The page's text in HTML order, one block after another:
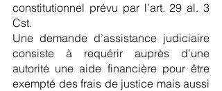
constitutionnel prévu par l’art. 29 al. 3
Cst.
Une demande d’assistance judiciaire
consiste à requérir auprès d’une
autorité une aide financière pour être
exempté des frais de justice mais aussi